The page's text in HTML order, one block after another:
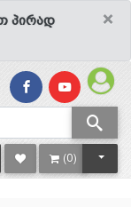
×
პირად
DROPDOWN
(0)